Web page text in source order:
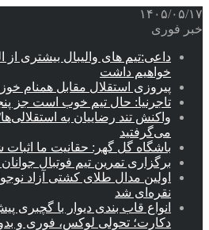
۱۴۰۵/۰۵/۱۷
خبر فوری
داعی:تیم های والیبال بیشتری
خواهیم داشت
پیروزی استقلال مقابل همنام
تاجرنیا: حال تیم خوب است جز
واکنش تند رضاییان به
می‌گرفتید
باشگاه گل گهر: حقانیت ما اثبات
برگزاری تمرین تیم فوتبال
اولین مدال طلای کشتی آزاد
نقره‌ای شد
انواع قاب بندی دیوار با گچبری
دکارت؛ تحولی لوکس، فوری و